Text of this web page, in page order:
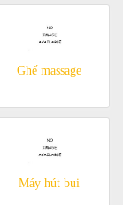
Ghế massage
Máy hút bụi